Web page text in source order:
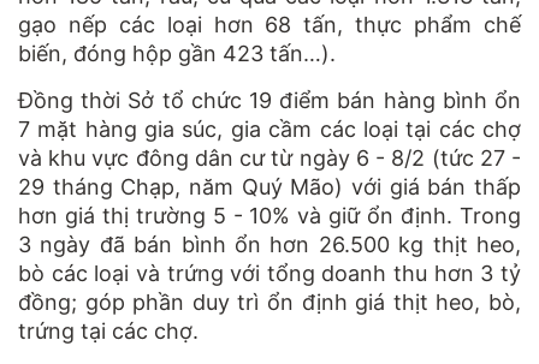
gạo nếp các loại hơn 68 tấn, thực phẩm chế
biến, đóng hộp gần 423 tấn…).
Đồng thời Sở tổ chức 19 điểm bán hàng bình ổn
7 mặt hàng gia súc, gia cầm các loại tại các chợ
và khu vực đông dân cư từ ngày 6 - 8/2 (tức 27 -
29 tháng Chạp, năm Quý Mão) với giá bán thấp
hơn giá thị trường 5 - 10% và giữ ổn định. Trong
3 ngày đã bán bình ổn hơn 26.500 kg thịt heo,
bò các loại và trứng với tổng doanh thu hơn 3 tỷ
đồng; góp phần duy trì ổn định giá thịt heo, bò,
trứng tại các chợ.